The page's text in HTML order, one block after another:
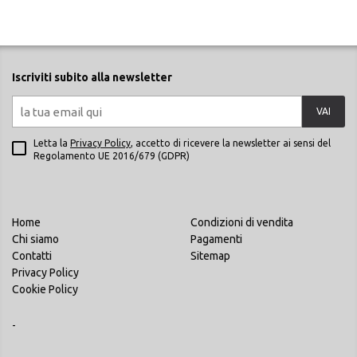
Iscriviti subito alla newsletter
VAI
Letta la Privacy Policy, accetto di ricevere la newsletter ai sensi del
Regolamento UE 2016/679 (GDPR)
Home
Chi siamo
Contatti
Privacy Policy
Cookie Policy
Condizioni di vendita
Pagamenti
Sitemap
-